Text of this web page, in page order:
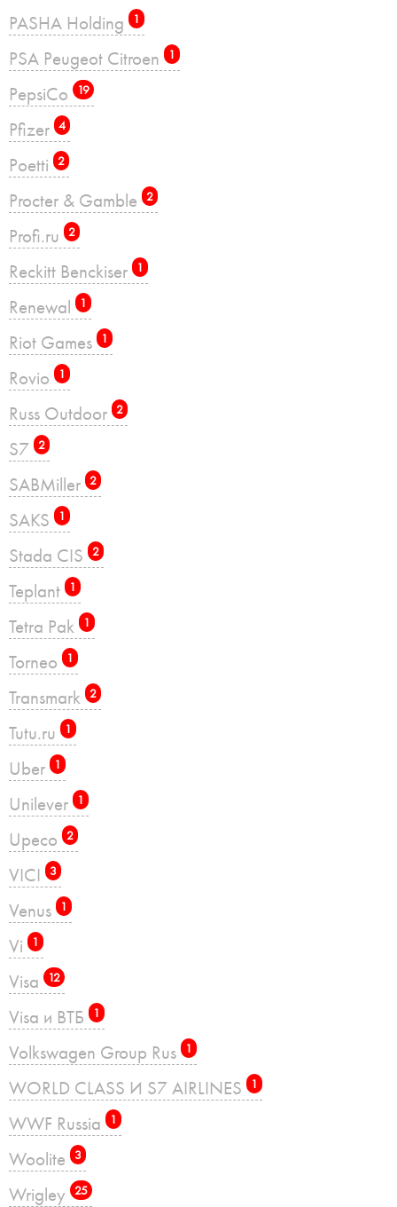
PASHA Holding 1
PSA Peugeot Citroen 1
PepsiCo 19
Pfizer 4
Poetti 2
Procter & Gamble 2
Profi.ru 2
Reckitt Benckiser 1
Renewal 1
Riot Games 1
Rovio 1
Russ Outdoor 2
S7 2
SABMiller 2
SAKS 1
Stada CIS 2
Teplant 1
Tetra Pak 1
Torneo 1
Transmark 2
Tutu.ru 1
Uber 1
Unilever 1
Upeco 2
VICI 3
Venus 1
Vi 1
Visa 12
Visa и ВТБ 1
Volkswagen Group Rus 1
WORLD CLASS И S7 AIRLINES 1
WWF Russia 1
Woolite 3
Wrigley 25